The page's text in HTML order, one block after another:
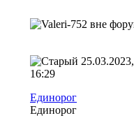
25.03.2023,
16:29
Единорог
Единорог